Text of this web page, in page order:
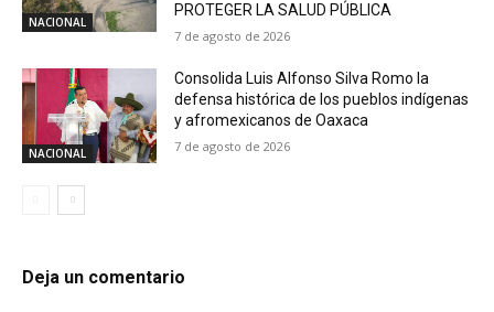
NACIONAL
PROTEGER LA SALUD PÚBLICA
7 de agosto de 2026
NACIONAL
Consolida Luis Alfonso Silva Romo la
defensa histórica de los pueblos indígenas
y afromexicanos de Oaxaca
7 de agosto de 2026
Deja un comentario